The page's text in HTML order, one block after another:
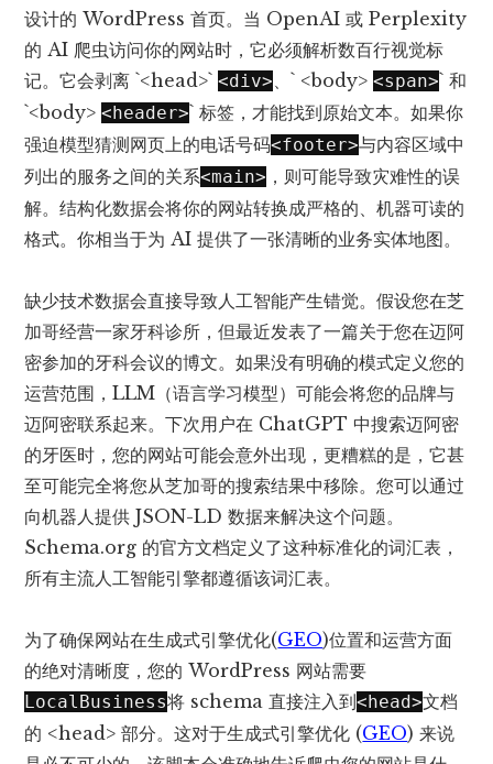
设计的 WordPress 首页。当 OpenAI 或 Perplexity
的 AI 爬虫访问你的网站时，它必须解析数百行视觉标
记。它会剥离 `<head>`<div> 、` <body><span>` 和
`<body><header>` 标签，才能找到原始文本。如果你
强迫模型猜测网页上的电话号码<footer>与内容区域中
列出的服务之间的关系<main> ，则可能导致灾难性的误
解。结构化数据会将你的网站转换成严格的、机器可读的
格式。你相当于为 AI 提供了一张清晰的业务实体地图。
缺少技术数据会直接导致人工智能产生错觉。假设您在芝
加哥经营一家牙科诊所，但最近发表了一篇关于您在迈阿
密参加的牙科会议的博文。如果没有明确的模式定义您的
运营范围，LLM（语言学习模型）可能会将您的品牌与
迈阿密联系起来。下次用户在 ChatGPT 中搜索迈阿密
的牙医时，您的网站可能会意外出现，更糟糕的是，它甚
至可能完全将您从芝加哥的搜索结果中移除。您可以通过
向机器人提供 JSON-LD 数据来解决这个问题。
Schema.org 的官方文档定义了这种标准化的词汇表，
所有主流人工智能引擎都遵循该词汇表。
为了确保网站在生成式引擎优化(GEO)位置和运营方面
的绝对清晰度，您的 WordPress 网站需要
LocalBusiness将 schema 直接注入到<head>文档
的 <head> 部分。这对于生成式引擎优化 (GEO) 来说